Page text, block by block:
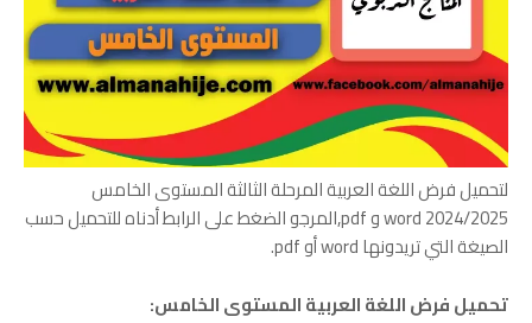
لتحميل فرض اللغة العربية المرحلة الثالثة المستوى الخامس
2024/2025 word و pdf,المرجو الضغط على الرابط أدناه للتحميل حسب
الصيغة التي تريدونها word أو pdf.
تحميل فرض اللغة العربية المستوى الخامس: